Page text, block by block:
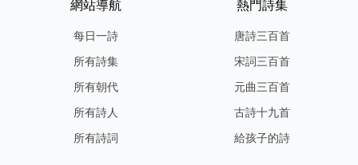
網站導航
每日一詩
所有詩集
所有朝代
所有詩人
所有詩詞
熱門詩集
唐詩三百首
宋詞三百首
元曲三百首
古詩十九首
給孩子的詩